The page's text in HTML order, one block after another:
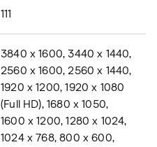
111
3840 x 1600, 3440 x 1440,
2560 x 1600, 2560 x 1440,
1920 x 1200, 1920 x 1080
(Full HD), 1680 x 1050,
1600 x 1200, 1280 x 1024,
1024 x 768, 800 x 600,